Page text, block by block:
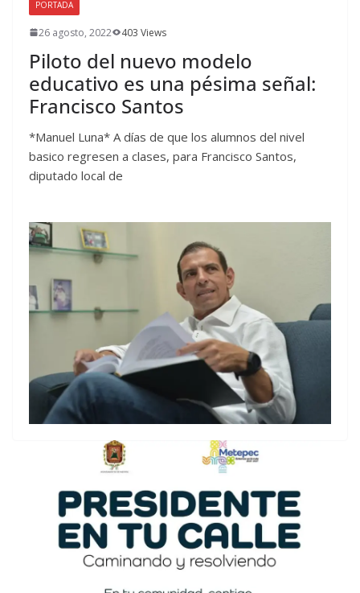
PORTADA
26 agosto, 2022 403 Views
Piloto del nuevo modelo
educativo es una pésima señal:
Francisco Santos
*Manuel Luna* A días de que los alumnos del nivel
basico regresen a clases, para Francisco Santos,
diputado local de